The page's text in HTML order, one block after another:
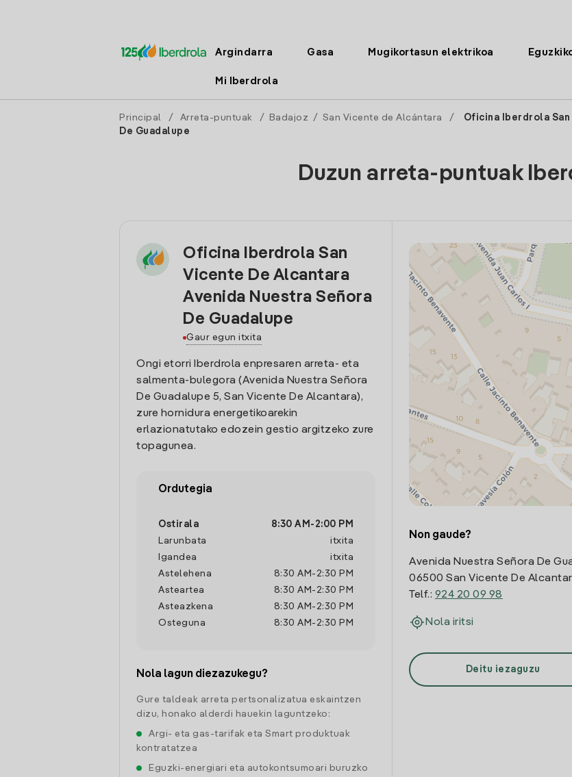
Argindarra Gasa Mugikortasun elektrikoa
Mi Iberdrola
Principal / Arreta-puntuak / Badajoz / San Vicente de Alcántara /
Oficina Iberdrola
De Guadalupe
Duzun arreta-puntuak
Oficina Iberdrola San
Vicente De Alcantara
Avenida Nuestra Señora
De Guadalupe
Gaur egun itxita
Ongi etorri Iberdrola enpresaren arreta- eta
salmenta-bulegora (Avenida Nuestra Señora
De Guadalupe 5, San Vicente De Alcantara),
zure hornidura energetikoarekin
erlazionatutako edozein gestio argitzeko zure
topagunea.
Ordutegia
Ostirala 8:30 AM - 2:00 PM
Larunbata
itxita
Igandea
itxita
Astelehena
8:30 AM - 2:30 PM
Asteartea
8:30 AM - 2:30 PM
Asteazkena
8:30 AM - 2:30 PM
Osteguna
8:30 AM - 2:30 PM
Nola lagun diezazukegu?
Gure taldeak arreta pertsonalizatua eskaintzen
dizu, honako alderdi hauekin laguntzeko:
Argi- eta gas-tarifak eta Smart produktuak
kontratatzea
Eguzki-energiari eta autokontsumoari buruzko
Non gaude?
Avenida Nuestra Señora De
06500 San Vicente De
Telf.: 924 20 09 98
Nola iritsi
Deitu iezaguzu